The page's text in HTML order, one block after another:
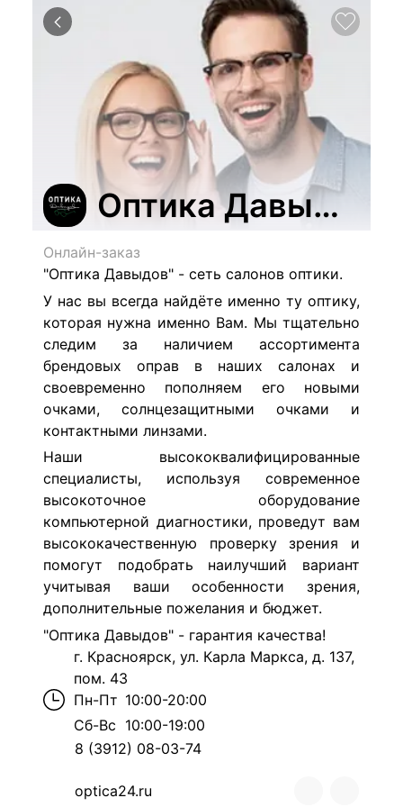
Оптика Давыдов
Онлайн-заказ
"Оптика Давыдов" - сеть салонов оптики.
У нас вы всегда найдёте именно ту оптику,
которая нужна именно Вам. Мы тщательно
следим за наличием ассортимента
брендовых оправ в наших салонах и
своевременно пополняем его новыми
очками, солнцезащитными очками и
контактными линзами.
Наши высококвалифицированные
специалисты, используя современное
высокоточное оборудование
компьютерной диагностики, проведут вам
высококачественную проверку зрения и
помогут подобрать наилучший вариант
учитывая ваши особенности зрения,
дополнительные пожелания и бюджет.
"Оптика Давыдов" - гарантия качества!
г. Красноярск, ул. Карла Маркса, д. 137,
пом. 43
Пн-Пт 10:00-20:00
Сб-Вс 10:00-19:00
8 (3912) 08-03-74
optica24.ru